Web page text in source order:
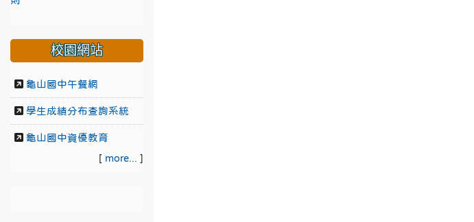
校園網站
龜山國中午餐網
學生成績分布查詢系統
龜山國中資優教育
[ more... ]